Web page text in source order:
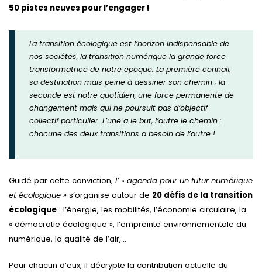
50 pistes neuves pour l’engager !
La transition écologique est l’horizon indispensable de
nos sociétés, la transition numérique la grande force
transformatrice de notre époque. La première connaît
sa destination mais peine à dessiner son chemin ; la
seconde est notre quotidien, une force permanente de
changement mais qui ne poursuit pas d’objectif
collectif particulier. L’une a le but, l’autre le chemin :
chacune des deux transitions a besoin de l’autre !
Guidé par cette conviction, l’ « agenda pour un futur numérique
et écologique » s’organise autour de 20 défis de la transition
écologique : l’énergie, les mobilités, l’économie circulaire, la
« démocratie écologique », l’empreinte environnementale du
numérique, la qualité de l’air,…
Pour chacun d’eux, il décrypte la contribution actuelle du